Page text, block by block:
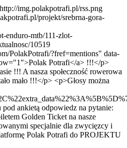
http://img.polakpotrafi.pl/rss.png
projekt/srebrna-gora-
enduro-mtb/111-zlot-
10519
PolakPotrafi/?fref=mentions" data-
Potrafi</a> !!!</p>
!!! A nasza społeczność rowerowa
mało !!!</p> <p>Głosy można
ankietą odpowiedz na pytanie:
Golden Ticket na nasze
specjalnie dla zwycięzcy i
Polak Potrafi do PROJEKTU